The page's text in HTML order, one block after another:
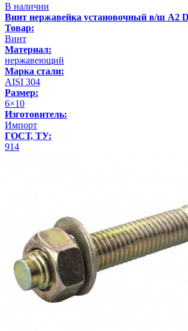
В наличии
Винт нержавейка установочный в/ш А2
Товар:
Винт
Материал:
нержавеющий
Марка стали:
AISI 304
Размер:
6×10
Изготовитель:
Импорт
ГОСТ, ТУ:
914